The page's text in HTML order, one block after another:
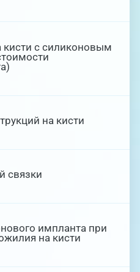
кисти с силиконовым
на кисти
связки
импланта при
на кисти